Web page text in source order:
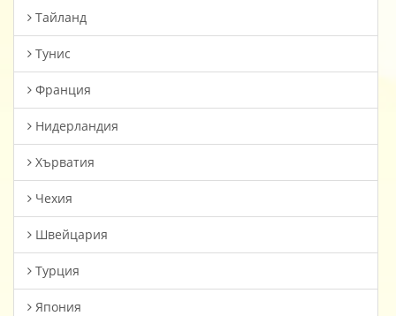
Тайланд
Тунис
Франция
Нидерландия
Хърватия
Чехия
Швейцария
Турция
Япония